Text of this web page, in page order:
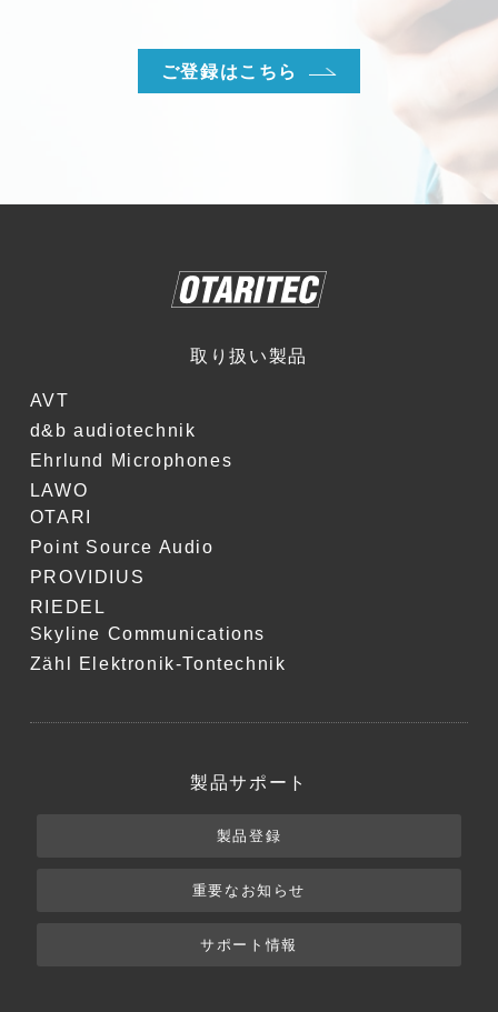
ご登録はこちら
取り扱い製品
AVT
d&b audiotechnik
Ehrlund Microphones
LAWO
OTARI
Point Source Audio
PROVIDIUS
RIEDEL
Skyline Communications
Zähl Elektronik-Tontechnik
製品サポート
製品登録
重要なお知らせ
サポート情報